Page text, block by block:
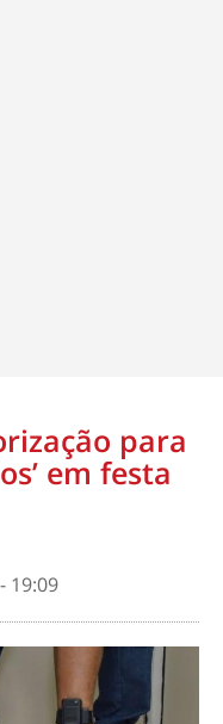
para
em festa
19:09